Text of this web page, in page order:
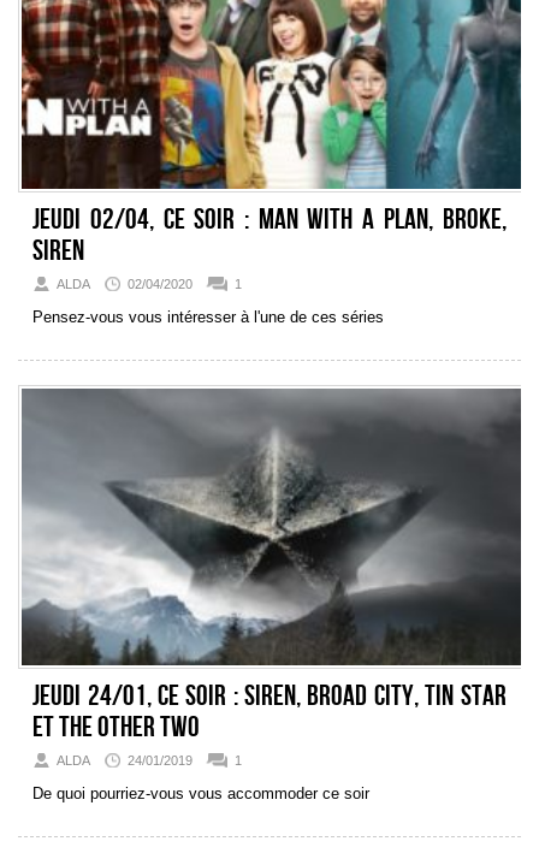
Jeudi 02/04, ce soir : Man With A Plan, Broke,
Siren
ALDA 02/04/2020 1
Pensez-vous vous intéresser à l'une de ces séries
Jeudi 24/01, ce soir : Siren, Broad City, Tin Star
et The Other Two
ALDA 24/01/2019 1
De quoi pourriez-vous vous accommoder ce soir